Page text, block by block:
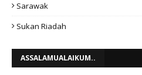
Sarawak
Sukan Riadah
ASSALAMUALAIKUM..